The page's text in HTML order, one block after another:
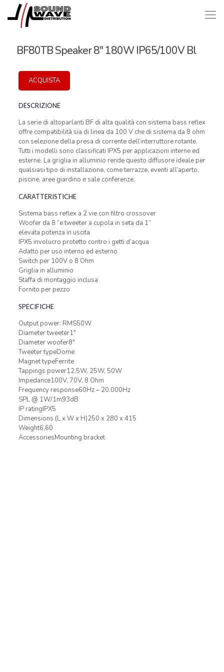
BF80TB Speaker 8″ 180W IP65/100V Bl
ACQUISTA
DESCRIZIONE
La serie di altoparlanti BF di alta qualità con sistema bass reflex
offre compatibilità sia di linea da 100 V che di sistema da 8 ohm
con selezione della presa di corrente dell’interruttore rotante.
Tutti i modelli sono classificati IPX5 per applicazioni interne ed
esterne. La griglia in alluminio rende questo diffusore ideale per
qualsiasi tipo di installazione, come terrazze, eventi all’aperto,
piscine, aree giardino e sale conferenze.
CARATTERISTICHE
Sistema bass reflex a 2 vie con filtro crossover
Woofer da 8 “e tweeter a cupola in seta da 1”
elevata potenza in uscita
IPX5 involucro protetto contro i getti d’acqua
Adatto per uso interno ed esterno
Switch per 100V o 8 Ohm
Griglia in alluminio
Staffa di montaggio inclusa
Fornito per pezzo
SPECIFICHE
Output power: RMS50W
Diameter tweeter1″
Diameter woofer8″
Tweeter typeDome
Magnet typeFerrite
Tappings power12.5W, 25W, 50W
Impedance100V, 70V, 8 Ohm
Frequency response60Hz – 20.000Hz
SPL @ 1W/1m93dB
IP ratingIPX5
Dimensions (L x W x H)250 x 280 x 415
Weight6,60
AccessoriesMounting bracket